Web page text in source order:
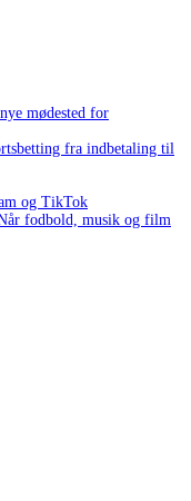
mødested for
fra indbetaling til
og TikTok
fodbold, musik og film